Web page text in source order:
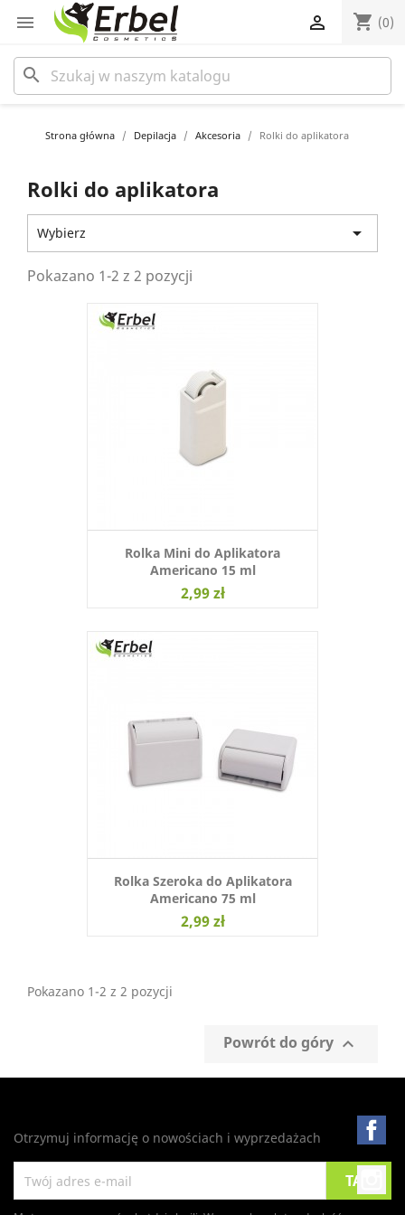
 shopping_cart (0)

search
Strona główna Depilacja Akcesoria Rolki do aplikatora
Rolki do aplikatora
Wybierz 
Pokazano 1-2 z 2 pozycji
Rolka Mini do Aplikatora
Americano 15 ml
2,99 zł
Rolka Szeroka do Aplikatora
Americano 75 ml
2,99 zł
Pokazano 1-2 z 2 pozycji
Powrót do góry 
Otrzymuj informację o nowościach i wyprzedażach